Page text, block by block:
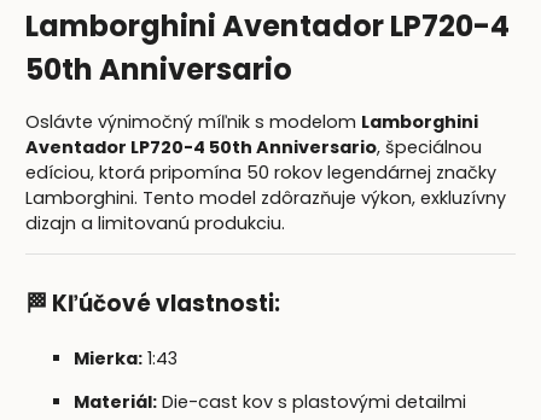
Lamborghini Aventador LP720-4
50th Anniversario
Oslávte výnimočný míľnik s modelom Lamborghini
Aventador LP720-4 50th Anniversario, špeciálnou
edíciou, ktorá pripomína 50 rokov legendárnej značky
Lamborghini. Tento model zdôrazňuje výkon, exkluzívny
dizajn a limitovanú produkciu.
🏁 Kľúčové vlastnosti:
Mierka: 1:43
Materiál: Die-cast kov s plastovými detailmi